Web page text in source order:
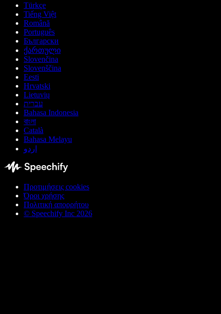
Türkçe
Tiếng Việt
Română
Português
Български
ქართული
Slovenčina
Slovenščina
Eesti
Hrvatski
Lietuvių
עברית
Bahasa Indonesia
বাংলা
Català
Bahasa Melayu
اردو
Προτιμήσεις cookies
Όροι χρήσης
Πολιτική απορρήτου
© Speechify Inc 2026